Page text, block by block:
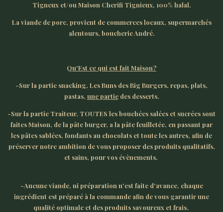
Tigneux et/ou Maison Cherifi Tignieux, 100% halal.
La viande de porc, provient de commerces locaux, supermarchés
alentours, boucherie André.
Qu'Est ce qui est fait Maison?
-Sur la partie snacking, Les Buns des Big Burgers, repas, plats,
pastas, une partiedes desserts.
-Sur la partie Traiteur, TOUTES les bouchées salées et sucrées sont
faites Maison, de la pâte burger, a la pâte feuilletée, en passant par
les pâtes sablées, fondants au chocolats et toute les autres, afin de
préserver notre ambition de vous proposer des produits qualitatifs,
et sains, pour vos évènements.
-Aucune viande, ni préparation n'est faite d'avance, chaque
ingrédient est préparé à la commande afin de vous garantir une
qualité optimale et des produits savoureux et frais.